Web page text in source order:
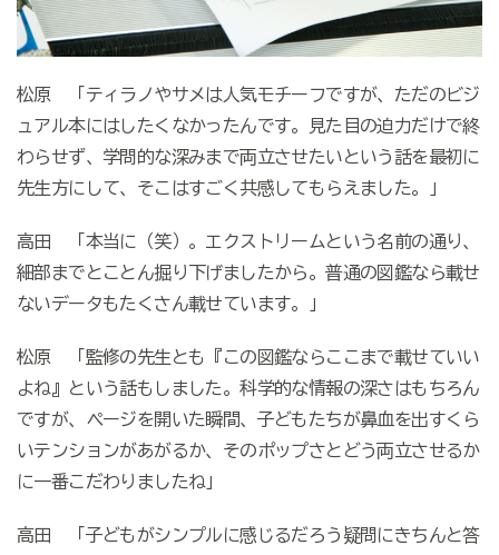
松原 「ティラノやサメは人気モチーフですが、ただのビジ
ュアル本にはしたくなかったんです。見た目の迫力だけで終
わらせず、学問的な深みまで両立させたいという話を最初に
先生方にして、そこはすごく共感してもらえました。」
高田 「本当に（笑）。エクストリームという名前の通り、
細部までとことん掘り下げましたから。普通の図鑑なら載せ
ないデータもたくさん載せています。」
松原 「監修の先生とも『この図鑑ならここまで載せていい
よね』という話もしました。科学的な情報の深さはもちろん
ですが、ページを開いた瞬間、子どもたちが鼻血を出すくら
いテンションがあがるか、そのポップさとどう両立させるか
に一番こだわりましたね」
高田 「子どもがシンプルに感じるだろう疑問にきちんと答